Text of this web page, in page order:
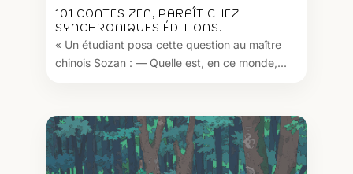
101 CONTES ZEN, PARAÎT CHEZ
SYNCHRONIQUES ÉDITIONS.
« Un étudiant posa cette question au maître
chinois Sozan : — Quelle est, en ce monde,...